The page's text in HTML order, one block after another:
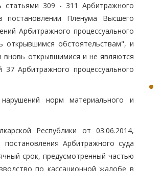
статьями 309 - 311 Арбитражного
постановлении Пленума Высшего
Арбитражного процессуального
открывшимся обстоятельствам", и
вновь открывшимися и не являются
Арбитражного процессуального
норм материального и
Республики от 03.06.2014,
Арбитражного суда
срок, предусмотренный частью
по кассационной жалобе в